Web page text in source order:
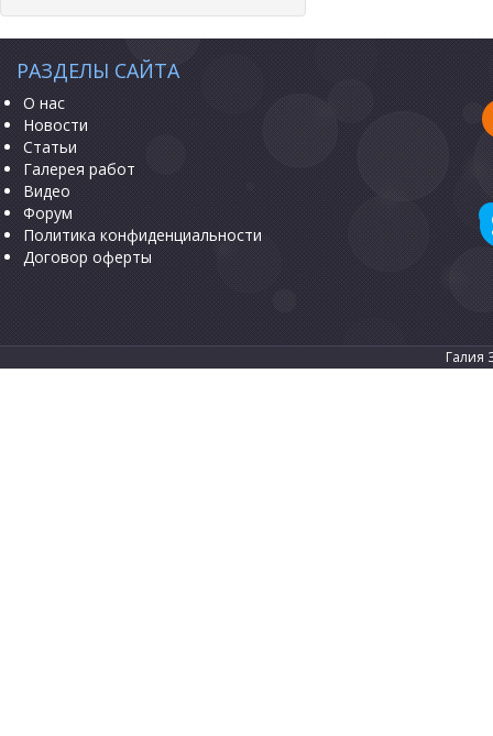
РАЗДЕЛЫ САЙТА
О нас
Новости
Статьи
Галерея работ
Видео
Форум
Политика конфиденциальности
Договор оферты
Галия